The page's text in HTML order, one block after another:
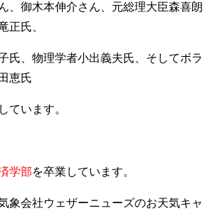
、御木本伸介さん、元総理大臣森喜朗
正氏、
氏、物理学者小出義夫氏、そしてボラ
恵氏
ています。
学部を卒業しています。
象会社ウェザーニューズのお天気キャ